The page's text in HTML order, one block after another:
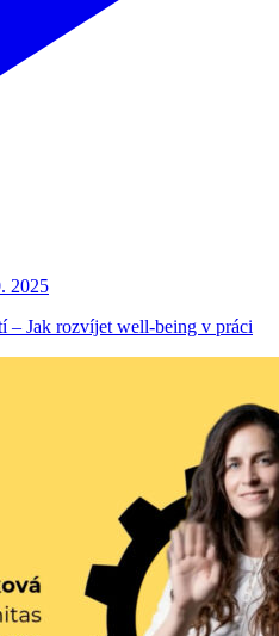
2025
– Jak rozvíjet well-being v práci